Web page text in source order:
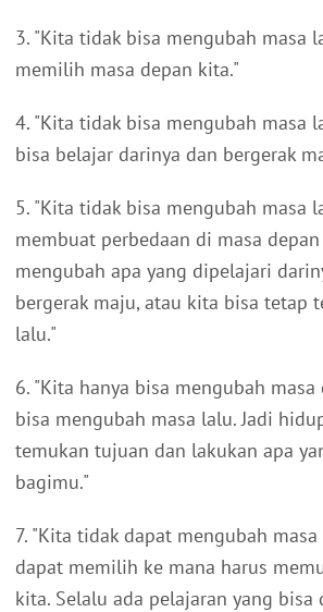
3. "Kita tidak bisa mengubah masa
memilih masa depan kita."
4. "Kita tidak bisa mengubah masa
bisa belajar darinya dan bergerak
5. "Kita tidak bisa mengubah masa
membuat perbedaan di masa
mengubah apa yang dipelajari
bergerak maju, atau kita bisa tetap
lalu."
6. "Kita hanya bisa mengubah
bisa mengubah masa lalu. Jadi
temukan tujuan dan lakukan apa
bagimu."
7. "Kita tidak dapat mengubah
dapat memilih ke mana harus
kita. Selalu ada pelajaran yang bisa